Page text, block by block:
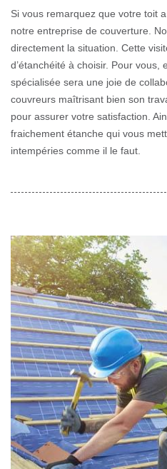
Si vous remarquez que votre toit
notre entreprise de couverture.
directement la situation. Cette
d’étanchéité à choisir. Pour vous,
spécialisée sera une joie de
couvreurs maîtrisant bien son
pour assurer votre satisfaction.
fraichement étanche qui vous
intempéries comme il le faut.